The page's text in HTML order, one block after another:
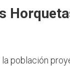
población